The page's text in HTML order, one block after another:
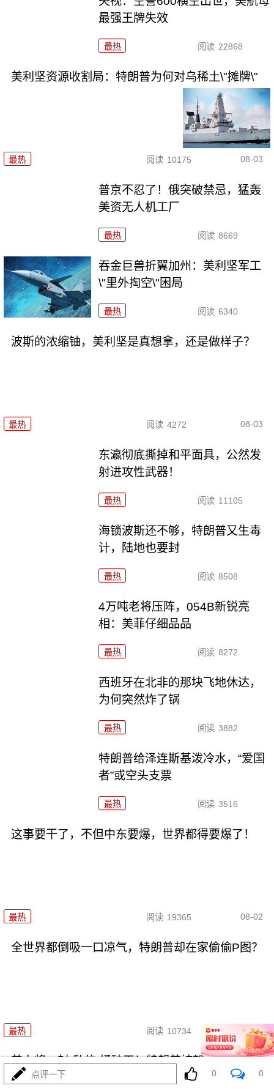
最强王牌失效
最热 阅读 22868
美利坚资源收割局：特朗普为何对乌稀土\"摊牌\"
最热 阅读 10175 08-03
普京不忍了！俄突破禁忌，猛轰
美资无人机工厂
最热 阅读 8669
吞金巨兽折翼加州：美利坚军工
\"里外掏空\"困局
最热 阅读 6340
波斯的浓缩铀，美利坚是真想拿，还是做样子？
最热 阅读 4272 08-03
东瀛彻底撕掉和平面具，公然发
射进攻性武器！
最热 阅读 11105
海锁波斯还不够，特朗普又生毒
计，陆地也要封
最热 阅读 8508
4万吨老将压阵，054B新锐亮
相：美菲仔细品品
最热 阅读 8272
西班牙在北非的那块飞地休达，
为何突然炸了锅
最热 阅读 3882
特朗普给泽连斯基泼冷水，“爱国
者”或空头支票
最热 阅读 3516
这事要干了，不但中东要爆，世界都得要爆了！
最热 阅读 19365 08-02
全世界都倒吸一口凉气，特朗普却在家偷偷P图？
最热 阅读 10734 08-02
美上将一封“私信”捅破天！特朗普被架在火上烤
点评一下 0 0